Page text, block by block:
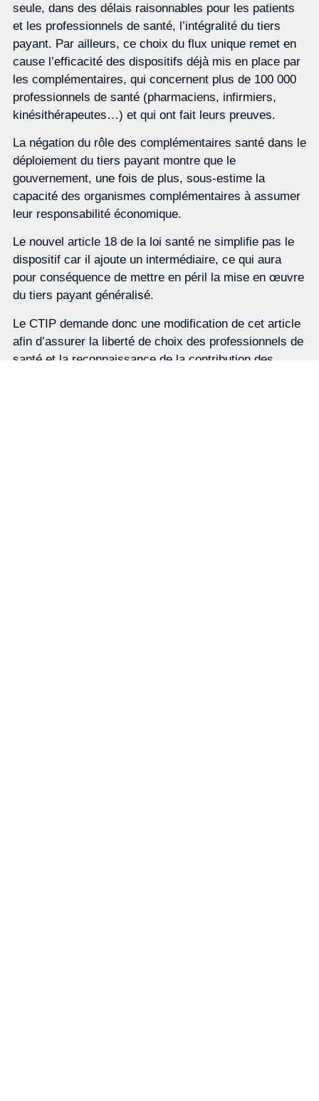
seule, dans des délais raisonnables pour les patients
et les professionnels de santé, l’intégralité du tiers
payant. Par ailleurs, ce choix du flux unique remet en
cause l’efficacité des dispositifs déjà mis en place par
les complémentaires, qui concernent plus de 100 000
professionnels de santé (pharmaciens, infirmiers,
kinésithérapeutes…) et qui ont fait leurs preuves.
La négation du rôle des complémentaires santé dans le
déploiement du tiers payant montre que le
gouvernement, une fois de plus, sous-estime la
capacité des organismes complémentaires à assumer
leur responsabilité économique.
Le nouvel article 18 de la loi santé ne simplifie pas le
dispositif car il ajoute un intermédiaire, ce qui aura
pour conséquence de mettre en péril la mise en œuvre
du tiers payant généralisé.
Le CTIP demande donc une modification de cet article
afin d’assurer la liberté de choix des professionnels de
santé et la reconnaissance de la contribution des